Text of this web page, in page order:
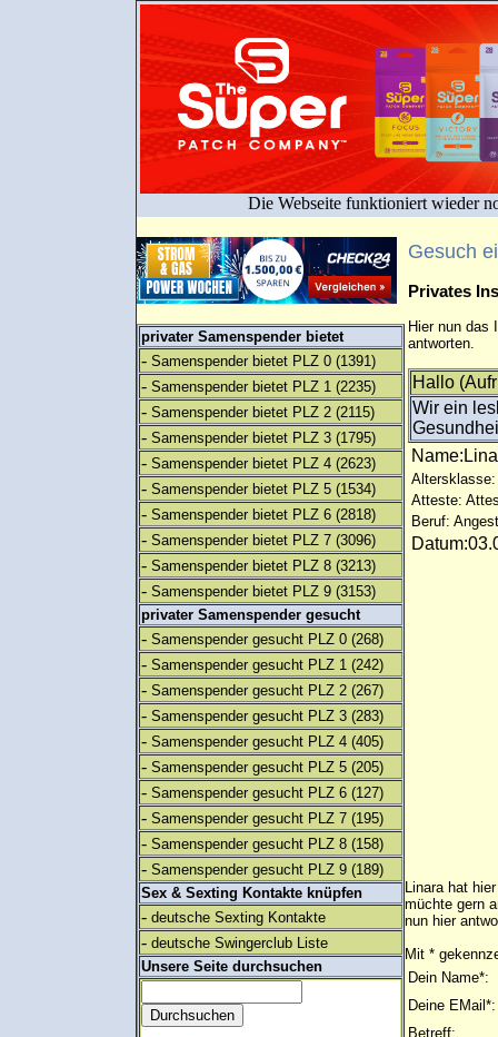
Die Webseite funktioniert wieder
privater Samenspender bietet
- Samenspender bietet PLZ 0 (1391)
- Samenspender bietet PLZ 1 (2235)
- Samenspender bietet PLZ 2 (2115)
- Samenspender bietet PLZ 3 (1795)
- Samenspender bietet PLZ 4 (2623)
- Samenspender bietet PLZ 5 (1534)
- Samenspender bietet PLZ 6 (2818)
- Samenspender bietet PLZ 7 (3096)
- Samenspender bietet PLZ 8 (3213)
- Samenspender bietet PLZ 9 (3153)
privater Samenspender gesucht
- Samenspender gesucht PLZ 0 (268)
- Samenspender gesucht PLZ 1 (242)
- Samenspender gesucht PLZ 2 (267)
- Samenspender gesucht PLZ 3 (283)
- Samenspender gesucht PLZ 4 (405)
- Samenspender gesucht PLZ 5 (205)
- Samenspender gesucht PLZ 6 (127)
- Samenspender gesucht PLZ 7 (195)
- Samenspender gesucht PLZ 8 (158)
- Samenspender gesucht PLZ 9 (189)
Sex & Sexting Kontakte knüpfen
- deutsche Sexting Kontakte
- deutsche Swingerclub Liste
Unsere Seite durchsuchen
Gesuch
Privates
Hier nun das
antworten.
Hallo
Wir ein
Altersklasse:
Atteste:
Beruf:
Linara hat
müchte gern
nun hier
Mit *
Dein Name*:
Deine EMail*:
Betreff: